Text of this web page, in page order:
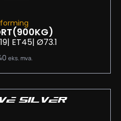
(900KG)
| ET45| Ø73.1
eks. mva.
SILVER